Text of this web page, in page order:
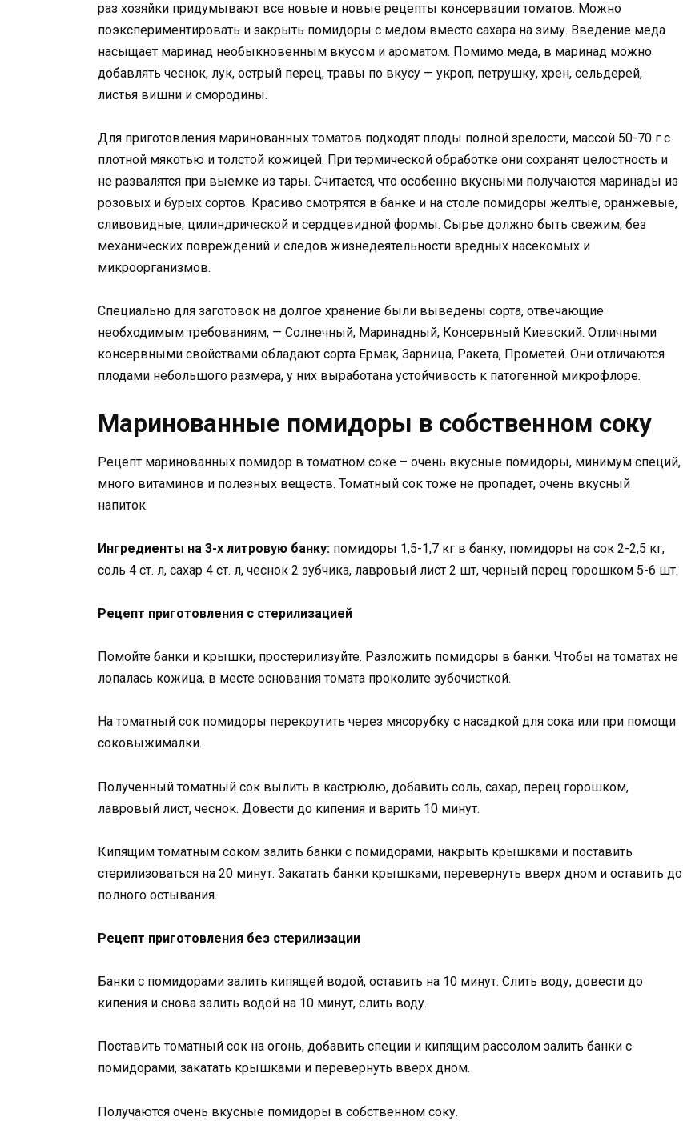
раз хозяйки придумывают все новые и новые рецепты консервации томатов. Можно
поэкспериментировать и закрыть помидоры с медом вместо сахара на зиму. Введение меда
насыщает маринад необыкновенным вкусом и ароматом. Помимо меда, в маринад можно
добавлять чеснок, лук, острый перец, травы по вкусу — укроп, петрушку, хрен, сельдерей,
листья вишни и смородины.
Для приготовления маринованных томатов подходят плоды полной зрелости, массой 50-70 г с
плотной мякотью и толстой кожицей. При термической обработке они сохранят целостность и
не развалятся при выемке из тары. Считается, что особенно вкусными получаются маринады из
розовых и бурых сортов. Красиво смотрятся в банке и на столе помидоры желтые, оранжевые,
сливовидные, цилиндрической и сердцевидной формы. Сырье должно быть свежим, без
механических повреждений и следов жизнедеятельности вредных насекомых и
микроорганизмов.
Специально для заготовок на долгое хранение были выведены сорта, отвечающие
необходимым требованиям, — Солнечный, Маринадный, Консервный Киевский. Отличными
консервными свойствами обладают сорта Ермак, Зарница, Ракета, Прометей. Они отличаются
плодами небольшого размера, у них выработана устойчивость к патогенной микрофлоре.
Маринованные помидоры в собственном соку
Рецепт маринованных помидор в томатном соке – очень вкусные помидоры, минимум специй,
много витаминов и полезных веществ. Томатный сок тоже не пропадет, очень вкусный
напиток.
Ингредиенты на 3-х литровую банку: помидоры 1,5-1,7 кг в банку, помидоры на сок 2-2,5 кг,
соль 4 ст. л, сахар 4 ст. л, чеснок 2 зубчика, лавровый лист 2 шт, черный перец горошком 5-6 шт.
Рецепт приготовления с стерилизацией
Помойте банки и крышки, простерилизуйте. Разложить помидоры в банки. Чтобы на томатах не
лопалась кожица, в месте основания томата проколите зубочисткой.
На томатный сок помидоры перекрутить через мясорубку с насадкой для сока или при помощи
соковыжималки.
Полученный томатный сок вылить в кастрюлю, добавить соль, сахар, перец горошком,
лавровый лист, чеснок. Довести до кипения и варить 10 минут.
Кипящим томатным соком залить банки с помидорами, накрыть крышками и поставить
стерилизоваться на 20 минут. Закатать банки крышками, перевернуть вверх дном и оставить до
полного остывания.
Рецепт приготовления без стерилизации
Банки с помидорами залить кипящей водой, оставить на 10 минут. Слить воду, довести до
кипения и снова залить водой на 10 минут, слить воду.
Поставить томатный сок на огонь, добавить специи и кипящим рассолом залить банки с
помидорами, закатать крышками и перевернуть вверх дном.
Получаются очень вкусные помидоры в собственном соку.